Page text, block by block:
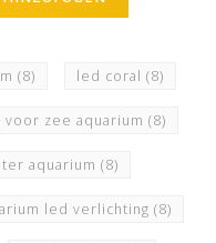
(8) led coral (8)
zee aquarium (8)
aquarium (8)
led verlichting (8)